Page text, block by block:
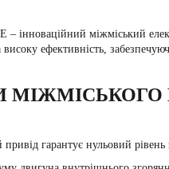
міжміський
високу ефективність,
гарантує нульовий